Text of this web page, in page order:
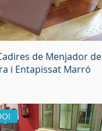
de Menjador de
i Entapissat Marró